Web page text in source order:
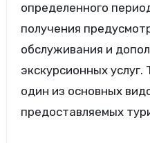
определенного
получения
обслуживания и
экскурсионных
один из основных
предоставляемых